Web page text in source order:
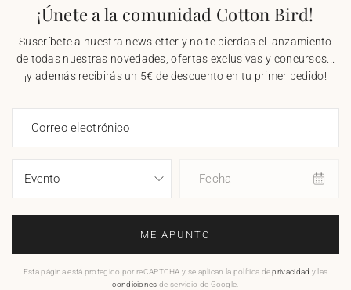
¡Únete a la comunidad Cotton Bird!
Suscríbete a nuestra newsletter y no te pierdas el lanzamiento
de todas nuestras novedades, ofertas exclusivas y concursos...
¡y además recibirás un 5€ de descuento en tu primer pedido!
Correo electrónico
Fecha
ME APUNTO
Esta página está protegido por reCAPTCHA y se aplican la política deprivacidad y las
condiciones de servicio de Google.